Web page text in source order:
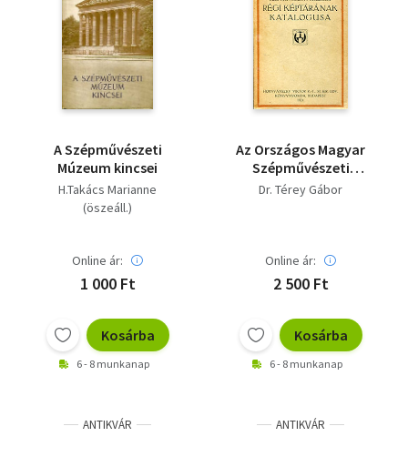
A Szépművészeti
Múzeum kincsei
H.Takács Marianne
(öszeáll.)
Online ár:
1 000 Ft
Kosárba
6 - 8 munkanap
Az Országos Magyar
Szépművészeti
Múzeum régi
Dr. Térey Gábor
Online ár:
2 500 Ft
Kosárba
6 - 8 munkanap
ANTIKVÁR ANTIKVÁR